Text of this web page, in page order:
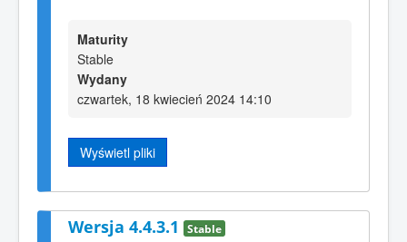
Maturity
Stable
Wydany
czwartek, 18 kwiecień 2024 14:10
Wyświetl pliki
Wersja 4.4.3.1 Stable